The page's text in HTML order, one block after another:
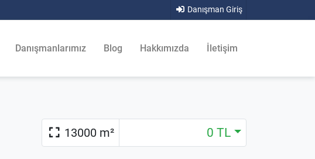
Danışman Giriş
Danışmanlarımız Blog Hakkımızda İletişim
13000 m² 0 TL